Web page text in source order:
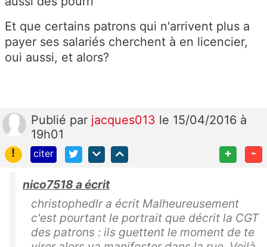
Et que certains patrons qui n'arrivent plus a
payer ses salariés cherchent à en licencier,
oui aussi, et alors?
Publié par jacques013 le 15/04/2016 à
19h01
!
citer + -
nico7518 a écrit
christophedlr a écrit Malheureusement
c'est pourtant le portrait que décrit la CGT
des patrons : ils guettent le moment de te